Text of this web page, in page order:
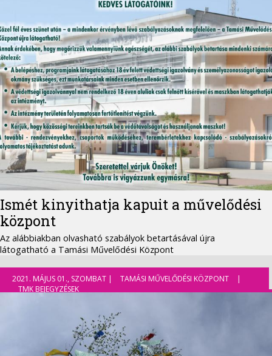
Ismét kinyithatja kapuit a művelődési
központ
Az alábbiakban olvasható szabályok betartásával újra
látogatható a Tamási Művelődési Központ
2021. MÁJUS 01., SZOMBAT | TAMÁSI MŰVELŐDÉSI KÖZPONT
|
TMK BEJEGYZÉSEK